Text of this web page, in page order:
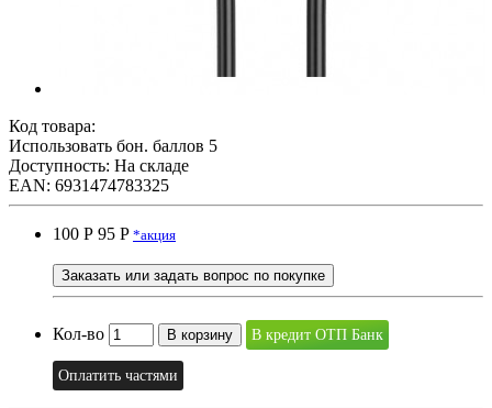
Код товара:
Использовать бон. баллов 5
Доступность: На складе
EAN: 6931474783325
100 Р 95 P *акция
Заказать или задать вопрос по покупке
Кол-во В корзину В кредит ОТП Банк
Оплатить частями